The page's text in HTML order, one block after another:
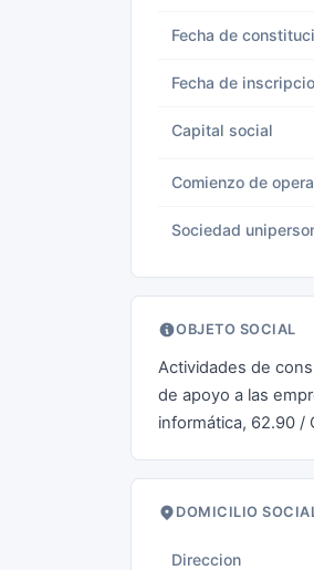
Fecha de
Fecha de
Capital social
Comienzo de
Sociedad
OBJETO SOCIAL
Actividades de
de apoyo a las
informática, 62.90 /
DOMICILIO
Direccion